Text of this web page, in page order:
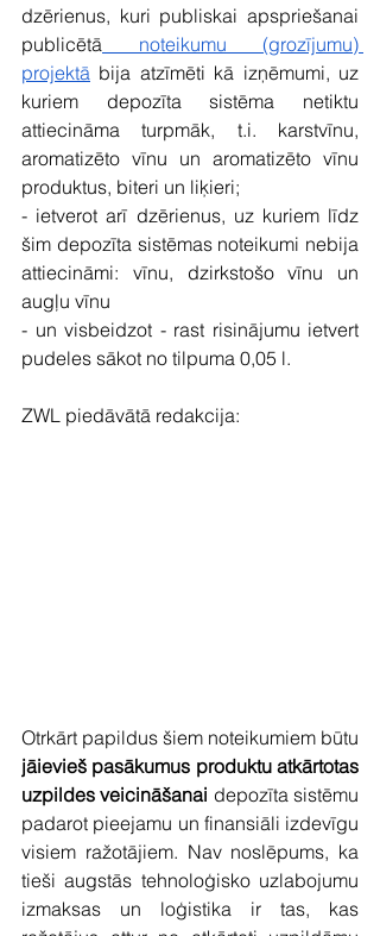
dzērienus, kuri publiskai apspriešanai
publicētā noteikumu (grozījumu)
projektā bija atzīmēti kā izņēmumi, uz
kuriem depozīta sistēma netiktu
attiecināma turpmāk, t.i. karstvīnu,
aromatizēto vīnu un aromatizēto vīnu
produktus, biteri un liķieri;
- ietverot arī dzērienus, uz kuriem līdz
šim depozīta sistēmas noteikumi nebija
attiecināmi: vīnu, dzirkstošo vīnu un
augļu vīnu
- un visbeidzot - rast risinājumu ietvert
pudeles sākot no tilpuma 0,05 l.
ZWL piedāvātā redakcija:
jāievieš pasākumus produktu atkārtotas
uzpildes veicināšanai depozīta sistēmu
padarot pieejamu un finansiāli izdevīgu
visiem ražotājiem. Nav noslēpums, ka
tieši augstās tehnoloģisko uzlabojumu
izmaksas un loģistika ir tas, kas